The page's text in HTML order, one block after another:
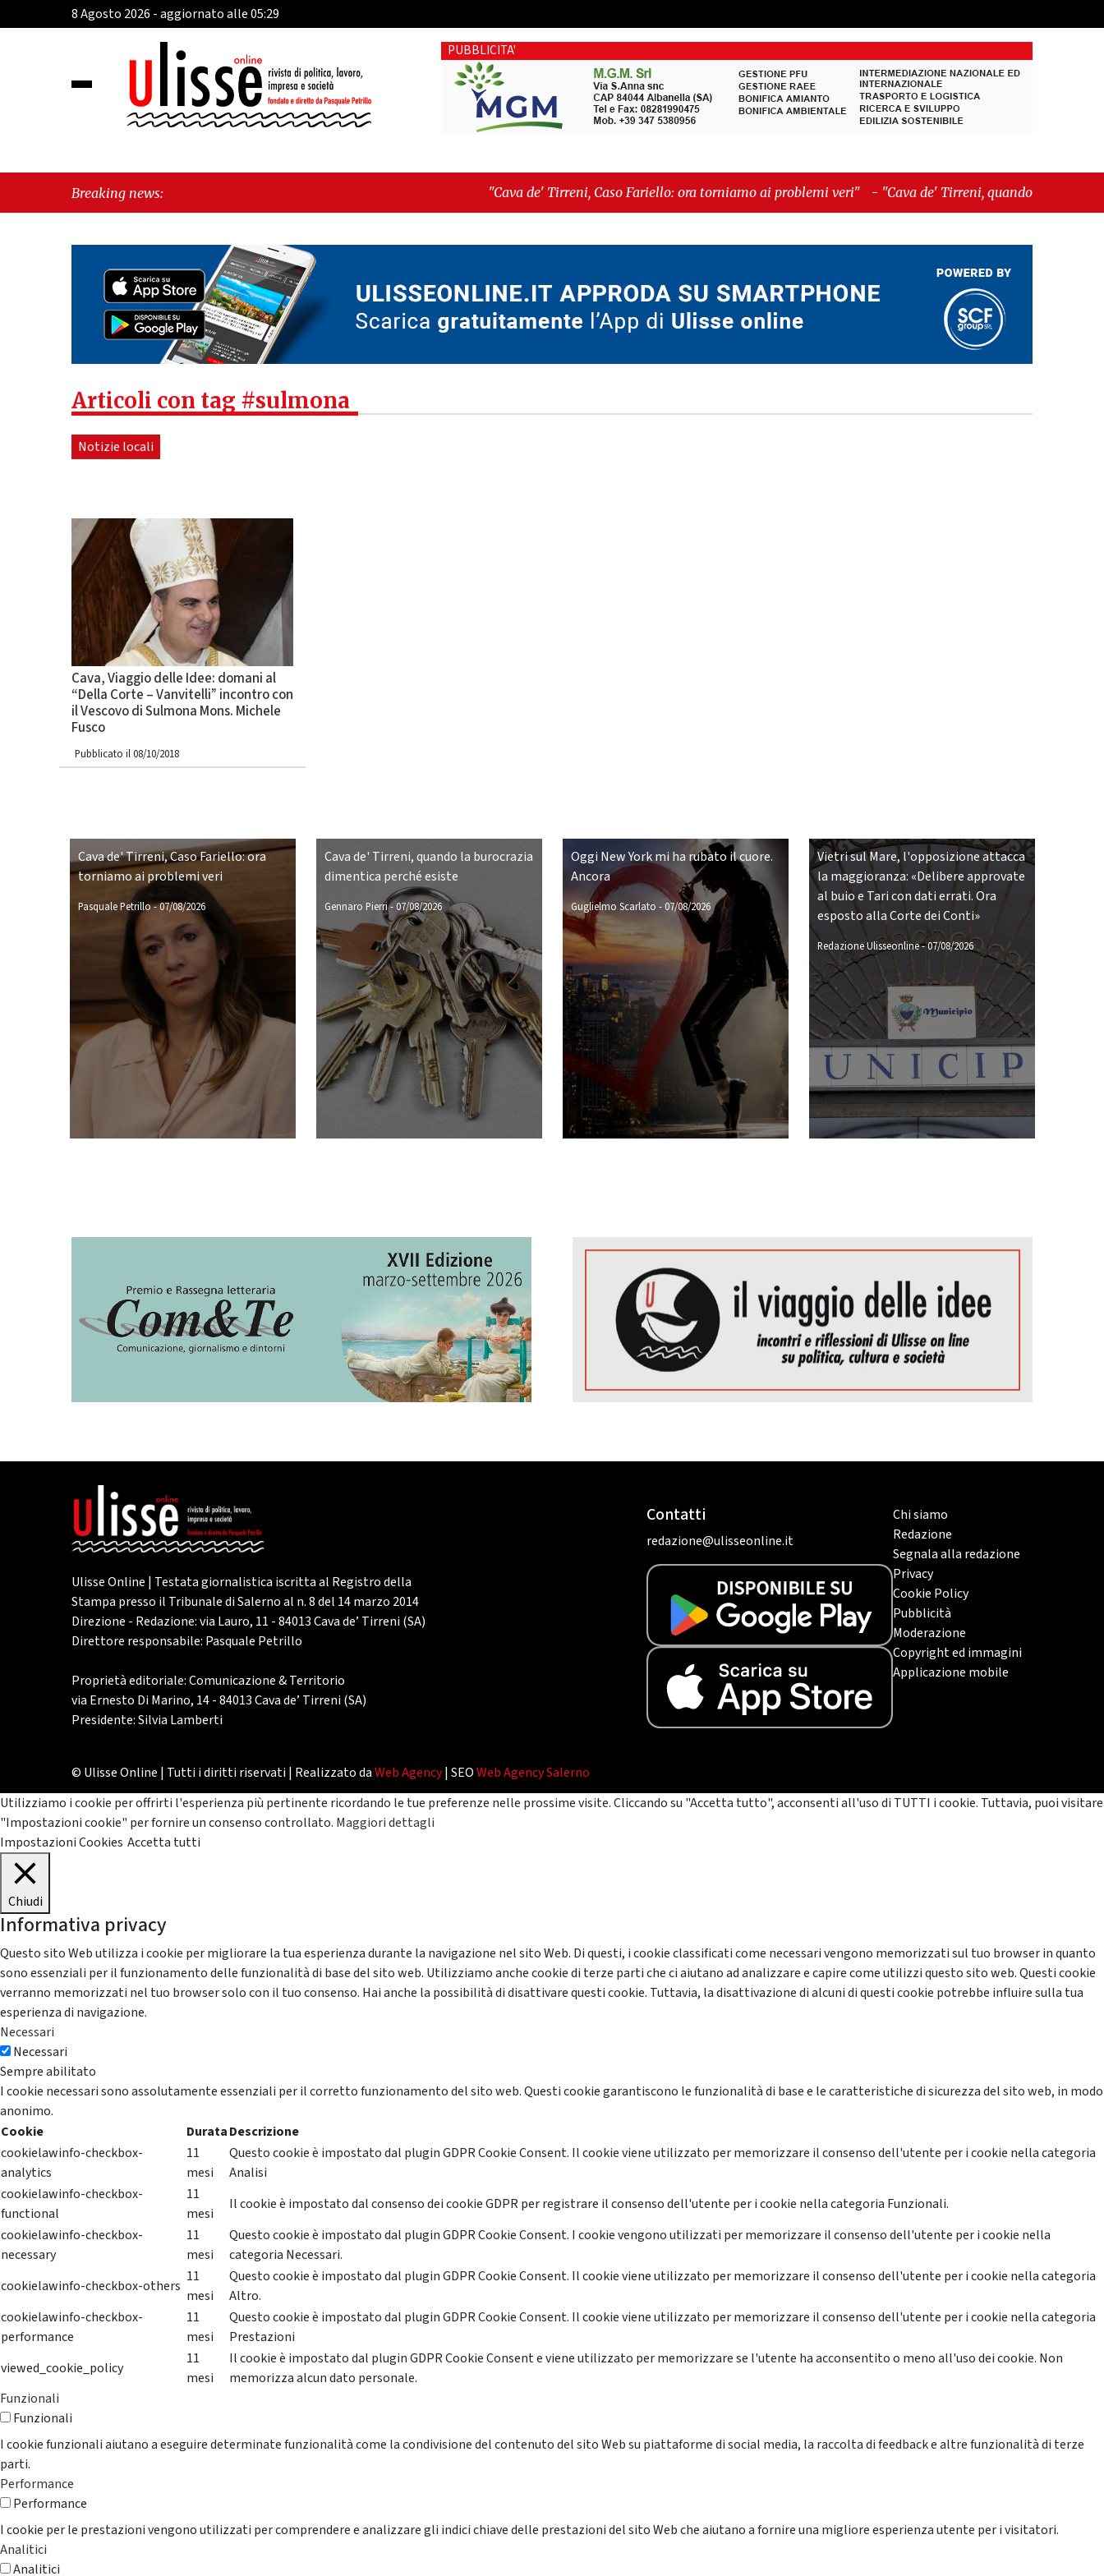
8 Agosto 2026 - aggiornato alle 05:29
PUBBLICITA'
Breaking news: "Cava de' Tirreni, Caso Fariello: ora torniamo ai problemi veri" -"Cava de' Tirreni, quando la burocrazia
dimentica perché esiste"
Articoli con tag #sulmona
Notizie locali
Cava, Viaggio delle Idee: domani al
“Della Corte – Vanvitelli” incontro con
il Vescovo di Sulmona Mons. Michele
Fusco
Pubblicato il 08/10/2018
Cava de' Tirreni, Caso Fariello: ora
torniamo ai problemi veri
Pasquale Petrillo-07/08/2026
Cava de' Tirreni, quando la burocrazia
dimentica perché esiste
Gennaro Pierri- 07/08/2026
Oggi New York mi ha rubato il cuore.
Ancora
Guglielmo Scarlato -07/08/2026
Vietri sul Mare, l'opposizione attacca
la maggioranza: «Delibere approvate
al buio e Tari con dati errati. Ora
esposto alla Corte dei Conti»
Redazione Ulisseonline-07/08/2026
Ulisse Online | Testata giornalistica iscritta al Registro della
Stampa presso il Tribunale di Salerno al n. 8 del 14 marzo 2014
Direzione - Redazione: via Lauro, 11 - 84013 Cava de’ Tirreni (SA)
Direttore responsabile: Pasquale Petrillo
Proprietà editoriale: Comunicazione & Territorio
via Ernesto Di Marino, 14 - 84013 Cava de’ Tirreni (SA)
Presidente: Silvia Lamberti
Contatti
redazione@ulisseonline.it
Chi siamo
Redazione
Segnala alla redazione
Privacy
Cookie Policy
Pubblicità
Moderazione
Copyright ed immagini
Applicazione mobile
© Ulisse Online | Tutti i diritti riservati | Realizzato daWeb Agency| SEOWeb Agency Salerno
Utilizziamo i cookie per offrirti l'esperienza più pertinente ricordando le tue preferenze nelle prossime visite. Cliccando su "Accetta tutto", acconsenti all'uso di TUTTI i cookie. Tuttavia, puoi visitare
"Impostazioni cookie" per fornire un consenso controllato. Maggiori dettagli
Impostazioni Cookies Accetta tutti
Chiudi
Informativa privacy
Questo sito Web utilizza i cookie per migliorare la tua esperienza durante la navigazione nel sito Web. Di questi, i cookie classificati come necessari vengono memorizzati sul tuo browser in quanto
sono essenziali per il funzionamento delle funzionalità di base del sito web. Utilizziamo anche cookie di terze parti che ci aiutano ad analizzare e capire come utilizzi questo sito web. Questi cookie
verranno memorizzati nel tuo browser solo con il tuo consenso. Hai anche la possibilità di disattivare questi cookie. Tuttavia, la disattivazione di alcuni di questi cookie potrebbe influire sulla tua
esperienza di navigazione.
Necessari
Necessari
Sempre abilitato
I cookie necessari sono assolutamente essenziali per il corretto funzionamento del sito web. Questi cookie garantiscono le funzionalità di base e le caratteristiche di sicurezza del sito web, in modo
anonimo.
Cookie
DurataDescrizione
cookielawinfo-checkbox-
analytics
11
mesi
Questo cookie è impostato dal plugin GDPR Cookie Consent. Il cookie viene utilizzato per memorizzare il consenso dell'utente per i cookie nella categoria
Analisi
cookielawinfo-checkbox-
functional
11
mesi
Il cookie è impostato dal consenso dei cookie GDPR per registrare il consenso dell'utente per i cookie nella categoria Funzionali.
cookielawinfo-checkbox-
necessary
11
mesi
Questo cookie è impostato dal plugin GDPR Cookie Consent. I cookie vengono utilizzati per memorizzare il consenso dell'utente per i cookie nella
categoria Necessari.
cookielawinfo-checkbox-others
11
mesi
Questo cookie è impostato dal plugin GDPR Cookie Consent. Il cookie viene utilizzato per memorizzare il consenso dell'utente per i cookie nella categoria
Altro.
cookielawinfo-checkbox-
performance
11
mesi
Questo cookie è impostato dal plugin GDPR Cookie Consent. Il cookie viene utilizzato per memorizzare il consenso dell'utente per i cookie nella categoria
Prestazioni
viewed_cookie_policy
11
mesi
Il cookie è impostato dal plugin GDPR Cookie Consent e viene utilizzato per memorizzare se l'utente ha acconsentito o meno all'uso dei cookie. Non
memorizza alcun dato personale.
Funzionali
Funzionali
I cookie funzionali aiutano a eseguire determinate funzionalità come la condivisione del contenuto del sito Web su piattaforme di social media, la raccolta di feedback e altre funzionalità di terze
parti.
Performance
Performance
I cookie per le prestazioni vengono utilizzati per comprendere e analizzare gli indici chiave delle prestazioni del sito Web che aiutano a fornire una migliore esperienza utente per i visitatori.
Analitici
Analitici